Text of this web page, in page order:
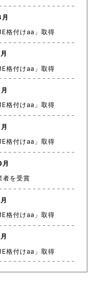
格付けaa」取得
格付けaa」取得
格付けaa」取得
格付けaa」取得
者を受賞
格付けaa」取得
格付けaa」取得